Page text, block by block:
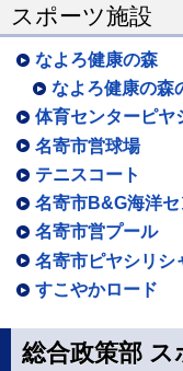
スポーツ施設
なよろ健康の森
なよろ健康の森
体育センターピヤ
名寄市営球場
テニスコート
名寄市B&G海洋
名寄市営プール
名寄市ピヤシリシ
すこやかロード
総合政策部 ス